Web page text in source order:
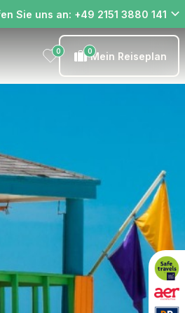
Sie uns an: +49 2151 3880 141
0 0Mein Reiseplan